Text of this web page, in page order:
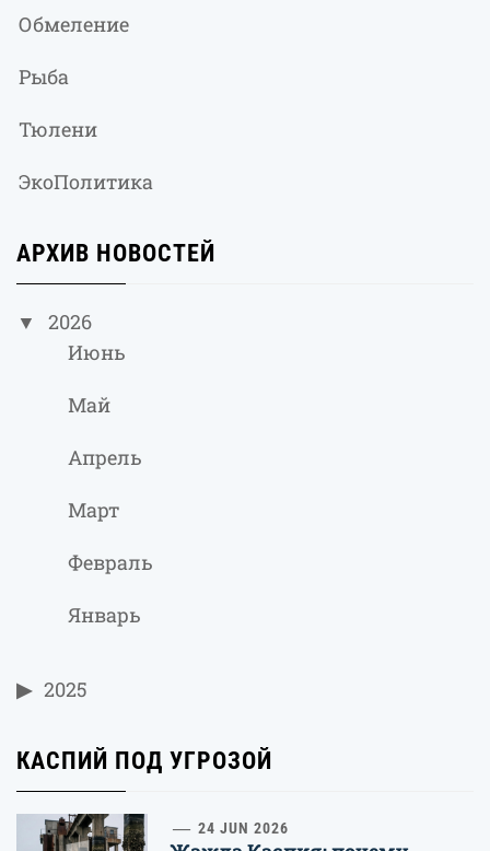
Обмеление
Рыба
Тюлени
ЭкоПолитика
АРХИВ НОВОСТЕЙ
2026
Июнь
Май
Апрель
Март
Февраль
Январь
2025
КАСПИЙ ПОД УГРОЗОЙ
24 JUN 2026